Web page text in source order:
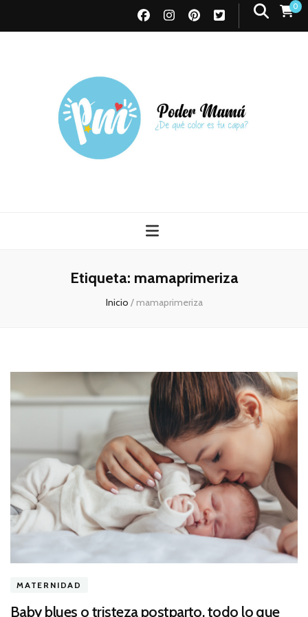
0
Etiqueta: mamaprimeriza
Inicio / mamaprimeriza
MATERNIDAD
Baby blues o tristeza postparto, todo lo que